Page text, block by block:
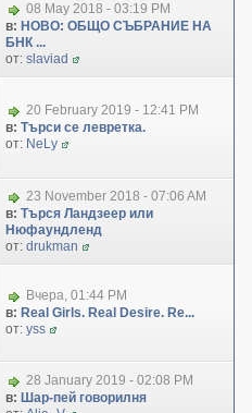
08 May 2018 - 03:19 PM
в: НОВО: ОБЩО СЪБРАНИЕ НА
БНК ...
от: slaviad
20 February 2019 - 12:41 PM
в: Търси се левретка.
от: NeLy
23 November 2018 - 07:06 AM
в: Търся Ландзеер или
Нюфаундленд
от: drukman
Вчера, 01:44 PM
в: Real Girls. Real Desire. Re...
от: yss
28 January 2019 - 02:08 PM
в: Шар-пей говорилня